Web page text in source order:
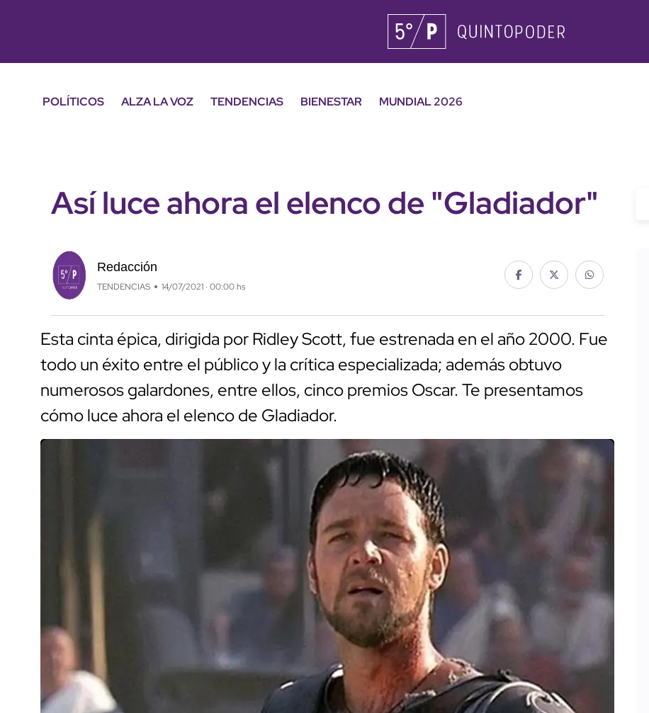
POLÍTICOS ALZA LA VOZ TENDENCIAS BIENESTAR
MUNDIAL 2026
Así luce ahora el elenco de "Gladiador"
Redacción
TENDENCIAS 14/07/2021 · 00:00 hs
Esta cinta épica, dirigida por Ridley Scott, fue estrenada en el año 2000. Fue
todo un éxito entre el público y la crítica especializada; además obtuvo
numerosos galardones, entre ellos, cinco premios Oscar. Te presentamos
cómo luce ahora el elenco de Gladiador.